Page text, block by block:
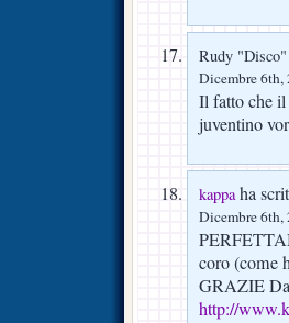
Rudy "Disco"
Dicembre 6th,
Il fatto che il
juventino
kappaha
Dicembre 6th,
coro (come
GRAZIE
http://